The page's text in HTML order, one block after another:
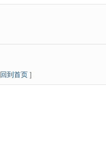
回到首页 ]